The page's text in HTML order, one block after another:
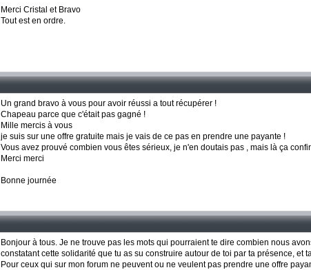
Merci Cristal et Bravo
Tout est en ordre.
Un grand bravo à vous pour avoir réussi a tout récupérer !
Chapeau parce que c'était pas gagné !
Mille mercis à vous
je suis sur une offre gratuite mais je vais de ce pas en prendre une payante !
Vous avez prouvé combien vous êtes sérieux, je n'en doutais pas , mais là ça
Merci merci
Bonne journée
Bonjour à tous. Je ne trouve pas les mots qui pourraient te dire combien nous
constatant cette solidarité que tu as su construire autour de toi par ta présence,
Pour ceux qui sur mon forum ne peuvent ou ne veulent pas prendre une offre